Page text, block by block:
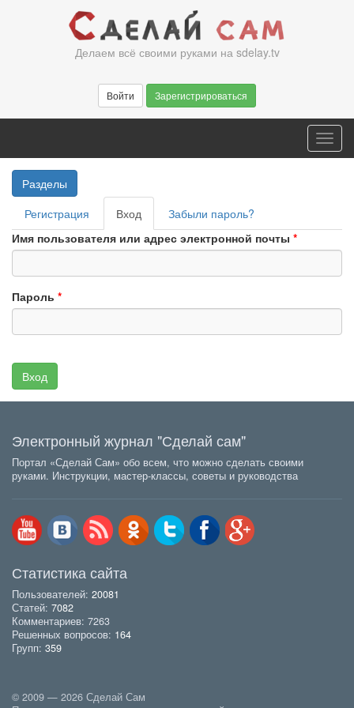
Делаем всё своими руками на sdelay.tv
Войти Зарегистрироваться
Разделы
Главные
вкладки
Регистрация Вход (активная
вкладка)
Забыли пароль?
Имя пользователя или адрес электронной почты *
Пароль *
Вход
Электронный журнал "Сделай сам"
Портал «Сделай Сам» обо всем, что можно сделать своими
руками. Инструкции, мастер-классы, советы и руководства
Статистика сайта
Пользователей: 20081
Статей: 7082
Комментариев: 7263
Решенных вопросов: 164
Групп: 359
© 2009 — 2026 Сделай Сам